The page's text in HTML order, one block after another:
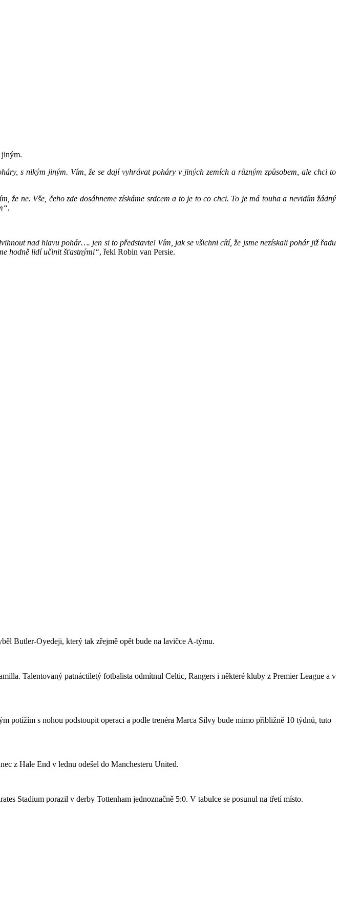
jiným.
s nikým jiným. Vím, že se dají vyhrávat poháry v jiných zemích a různým způsobem, ale chci to
že ne. Vše, čeho zde dosáhneme získáme srdcem a to je to co chci. To je má touha a nevidím žádný
nad hlavu pohár…. jen si to představte! Vím, jak se všichni cítí, že jsme nezískali pohár již řadu
hodně lidí učinit šťastnými“, řekl Robin van Persie.
Butler-Oyedeji, který tak zřejmě opět bude na lavičce A-týmu.
Talentovaný patnáctiletý fotbalista odmítnul Celtic, Rangers i některé kluby z Premier League a v
potížím s nohou podstoupit operaci a podle trenéra Marca Silvy bude mimo přibližně 10 týdnů, tuto
z Hale End v lednu odešel do Manchesteru United.
Stadium porazil v derby Tottenham jednoznačně 5:0. V tabulce se posunul na třetí místo.